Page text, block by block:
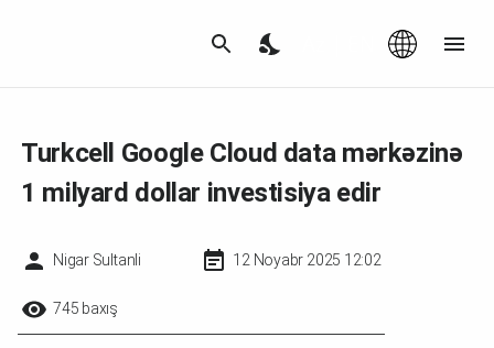
Turkcell Google Cloud data mərkəzinə
1 milyard dollar investisiya edir
Nigar Sultanli 12 Noyabr 2025 12:02
745 baxış